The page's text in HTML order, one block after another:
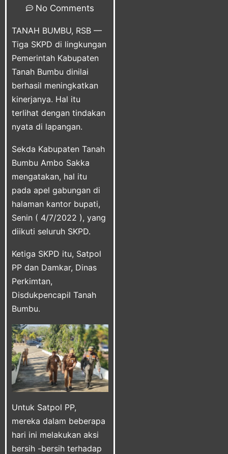
No Comments
TANAH BUMBU, RSB —
Tiga SKPD di lingkungan
Pemerintah Kabupaten
Tanah Bumbu dinilai
berhasil meningkatkan
kinerjanya. Hal itu
terlihat dengan tindakan
nyata di lapangan.
Sekda Kabupaten Tanah
Bumbu Ambo Sakka
mengatakan, hal itu
pada apel gabungan di
halaman kantor bupati,
Senin ( 4/7/2022 ), yang
diikuti seluruh SKPD.
Ketiga SKPD itu, Satpol
PP dan Damkar, Dinas
Perkimtan,
Disdukpencapil Tanah
Bumbu.
Untuk Satpol PP,
mereka dalam beberapa
hari ini melakukan aksi
bersih -bersih terhadap